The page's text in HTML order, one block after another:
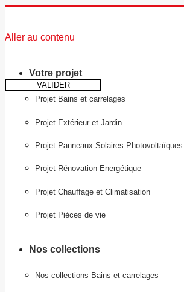
Aller au contenu
Votre projet
Projet Bains et carrelages
Projet Extérieur et Jardin
Projet Panneaux Solaires Photovoltaïques
Projet Rénovation Energétique
Projet Chauffage et Climatisation
Projet Pièces de vie
Nos collections
Nos collections Bains et carrelages
VALIDER